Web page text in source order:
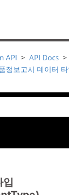
API API Docs
정보고시 데이터 타
입